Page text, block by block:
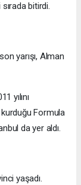
bitirdi.
yarışı, Alman
yılını
Formula
da yer aldı.
yaşadı.